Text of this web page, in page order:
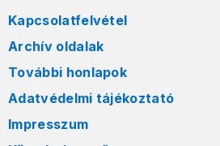
Kapcsolatfelvétel
Archív oldalak
További honlapok
Adatvédelmi tájékoztató
Impresszum